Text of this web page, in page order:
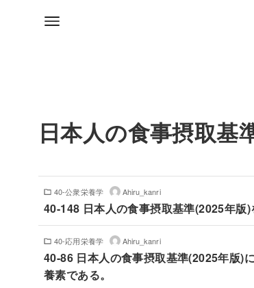
日本人の食事摂取基
40-公衆栄養学 Ahiru_kanri
40-148 ⽇本⼈の⾷事摂取基準(2025年版
40-応用栄養学 Ahiru_kanri
40-86 日本人の食事摂取基準(2025年版)
養素である。